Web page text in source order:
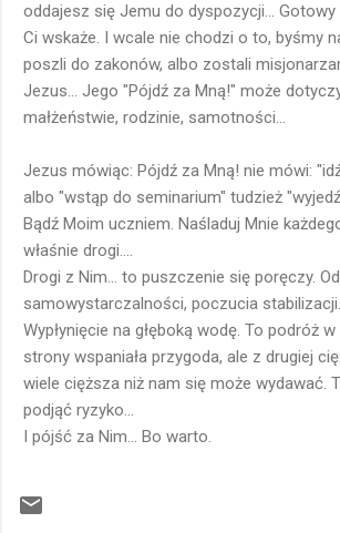
oddajesz się Jemu do dyspozycji...
Ci wskaże. I wcale nie chodzi o to, byśmy
poszli do zakonów, albo zostali
Jezus... Jego "Pójdź za Mną!" może
małżeństwie, rodzinie, samotności...
Jezus mówiąc: Pójdź za Mną! nie mówi:
albo "wstąp do seminarium" tudzież
Bądź Moim uczniem. Naśladuj Mnie
właśnie drogi....
Drogi z Nim... to puszczenie się poręczy.
samowystarczalności, poczucia stabilizacji.
Wypłynięcie na głęboką wodę. To podróż
strony wspaniała przygoda, ale z drugiej
wiele cięższa niż nam się może wydawać.
podjąć ryzyko...
I pójść za Nim... Bo warto.